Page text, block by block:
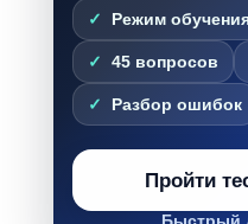
Режим
45 вопросов
Разбор ошибок
Пройти